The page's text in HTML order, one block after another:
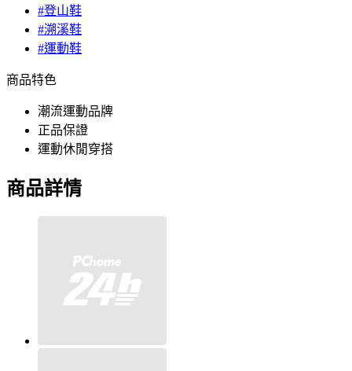
#登山鞋
#溯溪鞋
#運動鞋
商品特色
潮流運動品牌
正品保證
運動休閒穿搭
商品詳情